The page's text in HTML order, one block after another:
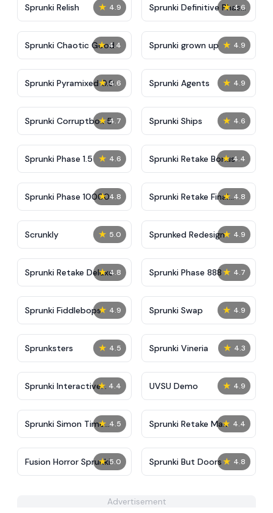
★ 4.9
Sprunki Relish ★ 4.6
Sprunki Definitive Phase
7
★ 4.4
Sprunki Chaotic Good ★ 4.9
Sprunki grown up
★ 4.6
Sprunki Pyramixed 0.9 ★ 4.9
Sprunki Agents
★ 4.7
Sprunki Corruptbox 5 ★ 4.6
Sprunki Ships
★ 4.6
Sprunki Phase 1.5 ★ 4.4
Sprunki Retake Bonus
★ 4.8
Sprunki Phase 10000 ★ 4.8
Sprunki Retake Final
Update
★ 5.0
Scrunkly ★ 4.9
Sprunked Redesign
★ 4.8
Sprunki Retake Deluxe ★ 4.7
Sprunki Phase 888
★ 4.9
Sprunki Fiddlebops ★ 4.9
Sprunki Swap
★ 4.5
Sprunksters ★ 4.3
Sprunki Vineria
★ 4.4
Sprunki Interactive
Tunner
★ 4.9
UVSU Demo
★ 4.5
Sprunki Simon Time
PHASE 3
★ 4.4
Sprunki Retake Max
★ 5.0
Fusion Horror Sprunki ★ 4.8
Sprunki But Doors
Advertisement